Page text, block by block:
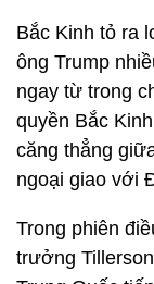
Bắc Kinh tỏ ra
ông Trump
ngay từ trong
quyền Bắc
căng thẳng
ngoại giao với
Trong phiên
trưởng